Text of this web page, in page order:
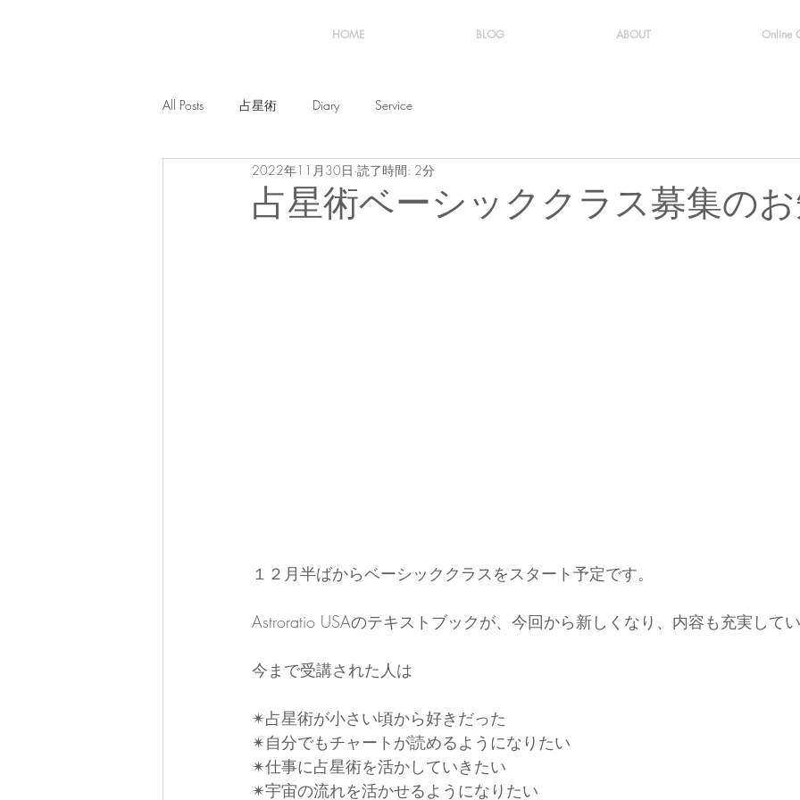
HOME BLOG ABOUT Online
All Posts 占星術 Diary Service
占星術ベーシッククラス募集の
2022年11月30日 読了時間: 2分
１２月半ばからベーシッククラスをスタート予定です。
Astroratio USAのテキストブックが、今回から新しくなり、内容も充実して
今まで受講された人は
✴︎占星術が小さい頃から好きだった
✴︎自分でもチャートが読めるようになりたい
✴︎仕事に占星術を活かしていきたい
✴︎宇宙の流れを活かせるようになりたい